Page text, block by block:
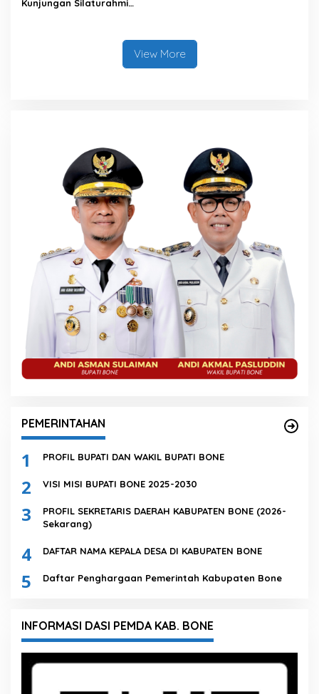
Kunjungan Silaturahmi
View More
PEMERINTAHAN
1 PROFIL BUPATI DAN WAKIL BUPATI BONE
2 VISI MISI BUPATI BONE 2025-2030
3
PROFIL SEKRETARIS DAERAH KABUPATEN BONE (2026-
Sekarang)
4 DAFTAR NAMA KEPALA DESA DI KABUPATEN BONE
5 Daftar Penghargaan Pemerintah Kabupaten Bone
INFORMASI DASI PEMDA KAB. BONE